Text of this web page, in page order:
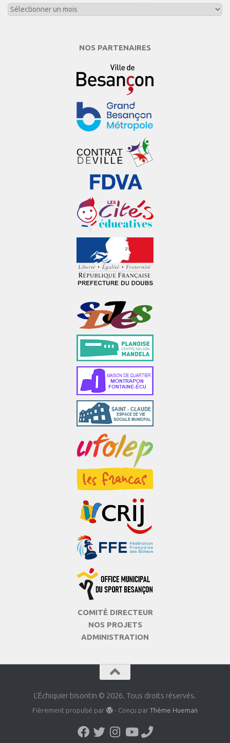
NOS PARTENAIRES
COMITÉ DIRECTEUR
NOS PROJETS
ADMINISTRATION
L'Échiquier bisontin © 2026. Tous droits réservés.
Fièrement propulsé par - Conçu par Thème Hueman